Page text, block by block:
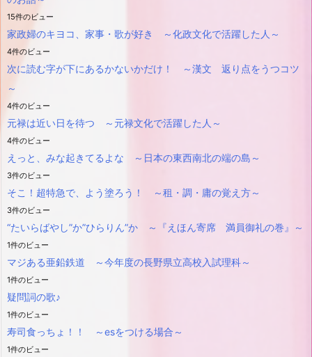
15件のビュー
家政婦のキヨコ、家事・歌が好き ～化政文化で活躍した人～
4件のビュー
次に読む字が下にあるかないかだけ！ ～漢文 返り点をうつコツ
～
4件のビュー
元禄は近い日を待つ ～元禄文化で活躍した人～
4件のビュー
えっと、みな起きてるよな ～日本の東西南北の端の島～
3件のビュー
そこ！超特急で、よう塗ろう！ ～租・調・庸の覚え方～
3件のビュー
“たいらばやし”か”ひらりん”か ～『えほん寄席 満員御礼の巻』～
1件のビュー
マジある亜鉛鉄道 ～今年度の長野県立高校入試理科～
1件のビュー
疑問詞の歌♪
1件のビュー
寿司食っちょ！！ ～esをつける場合～
1件のビュー